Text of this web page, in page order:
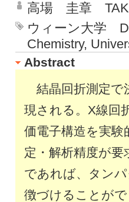
高場 圭章
ウィーン大学
Chemistry,
Abstract
結晶回折測定で
現される。X線回
価電子構造を実
定・解析精度が
であれば、タン
徴づけることが